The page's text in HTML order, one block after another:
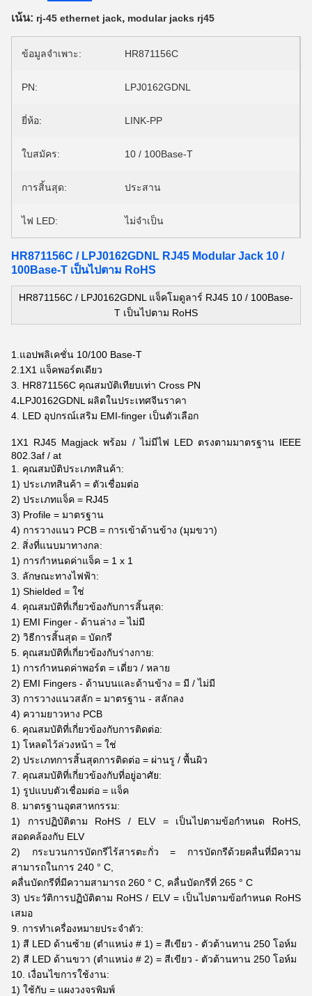
เน้น: rj-45 ethernet jack, modular jacks rj45
ข้อมูลจำเพาะ: HR871156C
PN: LPJ0162GDNL
ยี่ห้อ: LINK-PP
ใบสมัคร: 10 / 100Base-T
การสิ้นสุด: ประสาน
ไฟ LED: ไม่จำเป็น
HR871156C / LPJ0162GDNL RJ45 Modular Jack 10 /
100Base-T เป็นไปตาม RoHS
HR871156C / LPJ0162GDNL แจ็คโมดูลาร์ RJ45 10 / 100Base-
T เป็นไปตาม RoHS
1. แอปพลิเคชั่น 10/100 Base-T
2. 1X1 แจ็คพอร์ตเดียว
3. HR871156C คุณสมบัติเทียบเท่า Cross PN
4.LPJ0162GDNL ผลิตในประเทศจีนราคา
4. LED อุปกรณ์เสริม EMI-finger เป็นตัวเลือก
1X1 RJ45 Magjack พร้อม / ไม่มีไฟ LED ตรงตามมาตรฐาน IEEE
802.3af / at
1. คุณสมบัติประเภทสินค้า:
1) ประเภทสินค้า = ตัวเชื่อมต่อ
2) ประเภทแจ็ค = RJ45
3) Profile = มาตรฐาน
4) การวางแนว PCB = การเข้าด้านข้าง (มุมขวา)
2. สิ่งที่แนบมาทางกล:
1) การกำหนดค่าแจ็ค = 1 x 1
3. ลักษณะทางไฟฟ้า:
1) Shielded = ใช่
4. คุณสมบัติที่เกี่ยวข้องกับการสิ้นสุด:
1) EMI Finger - ด้านล่าง = ไม่มี
2) วิธีการสิ้นสุด = บัดกรี
5. คุณสมบัติที่เกี่ยวข้องกับร่างกาย:
1) การกำหนดค่าพอร์ต = เดี่ยว / หลาย
2) EMI Fingers - ด้านบนและด้านข้าง = มี / ไม่มี
3) การวางแนวสลัก = มาตรฐาน - สลักลง
4) ความยาวหาง PCB
6. คุณสมบัติที่เกี่ยวข้องกับการติดต่อ:
1) โหลดไว้ล่วงหน้า = ใช่
2) ประเภทการสิ้นสุดการติดต่อ = ผ่านรู / พื้นผิว
7. คุณสมบัติที่เกี่ยวข้องกับที่อยู่อาศัย:
1) รูปแบบตัวเชื่อมต่อ = แจ็ค
8. มาตรฐานอุตสาหกรรม:
1) การปฏิบัติตาม RoHS / ELV = เป็นไปตามข้อกำหนด RoHS,
สอดคล้องกับ ELV
2) กระบวนการบัดกรีไร้สารตะกั่ว = การบัดกรีด้วยคลื่นที่มีความ
สามารถในการ 240 ° C,
คลื่นบัดกรีที่มีความสามารถ 260 ° C, คลื่นบัดกรีที่ 265 ° C
3) ประวัติการปฏิบัติตาม RoHS / ELV = เป็นไปตามข้อกำหนด RoHS
เสมอ
9. การทำเครื่องหมายประจำตัว:
1) สี LED ด้านซ้าย (ตำแหน่ง # 1) = สีเขียว - ตัวต้านทาน 250 โอห์ม
2) สี LED ด้านขวา (ตำแหน่ง # 2) = สีเขียว - ตัวต้านทาน 250 โอห์ม
10. เงื่อนไขการใช้งาน:
1) ใช้กับ = แผงวงจรพิมพ์